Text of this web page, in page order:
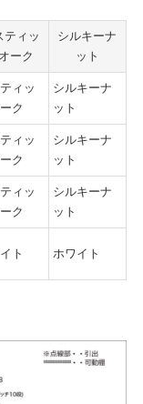
ティッ
ーク
シルキーナ
ット
ィッ
ク
シルキーナ
ット
ィッ
ク
シルキーナ
ット
ィッ
ク
シルキーナ
ット
ト ホワイト